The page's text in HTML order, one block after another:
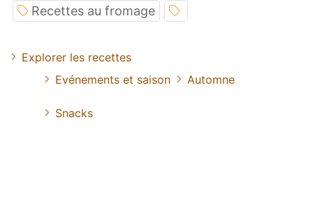
Recettes au fromage
Explorer les recettes
Evénements et saison
Automne
Snacks